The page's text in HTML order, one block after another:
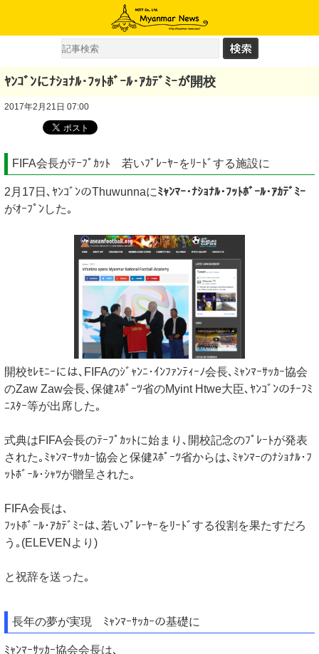
ﾔﾝｺﾞﾝにﾅｼｮﾅﾙ･ﾌｯﾄﾎﾞｰﾙ･ｱｶﾃﾞﾐｰが開校
2017年2月21日 07:00
FIFA会長がﾃｰﾌﾟｶｯﾄ 若いﾌﾟﾚｰﾔｰをﾘｰﾄﾞする施設に
2月17日､ﾔﾝｺﾞﾝのThuwunnaにﾐｬﾝﾏｰ･ﾅｼｮﾅﾙ･ﾌｯﾄﾎﾞｰﾙ･ｱｶﾃﾞﾐｰ
がｵｰﾌﾟﾝした｡
開校ｾﾚﾓﾆｰには､FIFAのｼﾞｬﾝﾆ･ｲﾝﾌｧﾝﾃｨｰﾉ会長､ﾐｬﾝﾏｰｻｯｶｰ協会
のZaw Zaw会長､保健ｽﾎﾟｰﾂ省のMyint Htwe大臣､ﾔﾝｺﾞﾝのﾁｰﾌﾐ
ﾆｽﾀｰ等が出席した｡
式典はFIFA会長のﾃｰﾌﾟｶｯﾄに始まり､開校記念のﾌﾟﾚｰﾄが発表
された｡ﾐｬﾝﾏｰｻｯｶｰ協会と保健ｽﾎﾟｰﾂ省からは､ﾐｬﾝﾏｰのﾅｼｮﾅﾙ･ﾌ
ｯﾄﾎﾞｰﾙ･ｼｬﾂが贈呈された｡
FIFA会長は､
ﾌｯﾄﾎﾞｰﾙ･ｱｶﾃﾞﾐｰは､若いﾌﾟﾚｰﾔｰをﾘｰﾄﾞする役割を果たすだろ
う｡(ELEVENより)
と祝辞を送った｡
長年の夢が実現 ﾐｬﾝﾏｰｻｯｶｰの基礎に
ﾐｬﾝﾏｰｻｯｶｰ協会会長は､